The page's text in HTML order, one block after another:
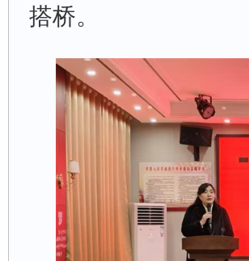
搭桥。